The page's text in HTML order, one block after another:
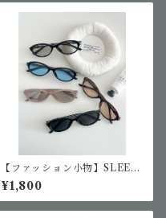
【ファッション小物】SLEEK
MOODサングラス
¥1,800